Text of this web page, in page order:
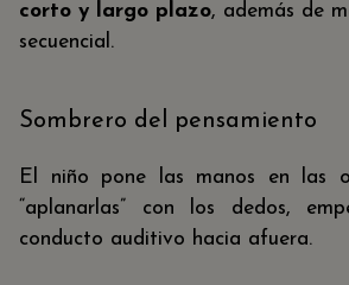
corto y largo plazo, además de
secuencial.
Sombrero del pensamiento
El niño pone las manos en las
“aplanarlas” con los dedos,
conducto auditivo hacia afuera.